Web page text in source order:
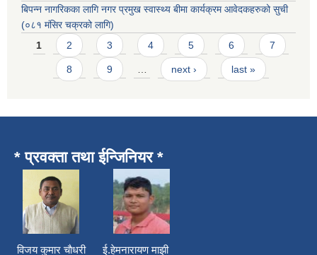
बिपन्न नागरिकका लागि नगर प्रमुख स्वास्थ्य बीमा कार्यक्रम आवेदकहरुको सुची
(०८१ मंसिर चक्रको लागि)
Pages
1 2 3 4 5 6 7
8 9 next › last »
* प्रवक्ता तथा ईन्जिनियर *
विजय कुमार चाैधरी ई.हेमनारायण माझी